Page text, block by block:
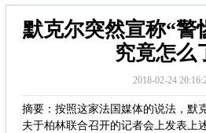
默克尔突然宣称“警
究竟怎么
2018-02-24
摘要：按照这家法国媒体的说法，默
夫于柏林联合召开的记者会上发表上